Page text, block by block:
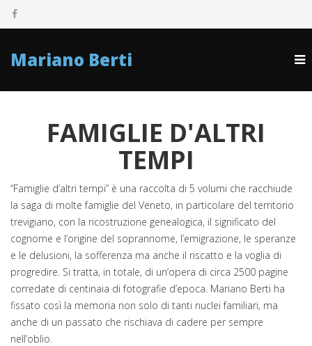
Mariano Berti
FAMIGLIE D'ALTRI
TEMPI
“Famiglie d’altri tempi” è una raccolta di 5 volumi che racchiude
la saga di molte famiglie del Veneto, in particolare del territorio
trevigiano, con la ricostruzione genealogica, il significato del
cognome e l’origine del soprannome, l’emigrazione, le speranze
e le delusioni, la sofferenza ma anche il riscatto e la voglia di
progredire. Si tratta, in totale, di un’opera di circa 2500 pagine
corredate di centinaia di fotografie d’epoca. Mariano Berti ha
fissato così la memoria non solo di tanti nuclei familiari, ma
anche di un passato che rischiava di cadere per sempre
nell’oblio.